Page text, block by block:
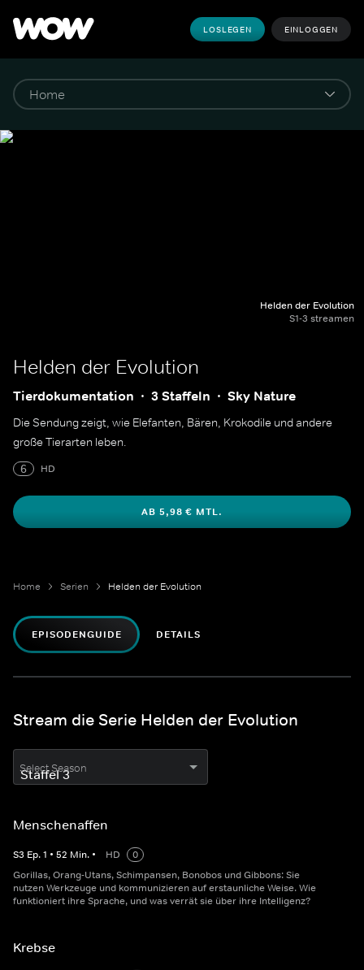
LOSLEGEN EINLOGGEN
Helden der Evolution
S1-3 streamen
Helden der Evolution
Tierdokumentation 3 Staffeln Sky Nature
Die Sendung zeigt, wie Elefanten, Bären, Krokodile und andere
große Tierarten leben.
6
HD
AB 5,98 € MTL.
Home Serien Helden der Evolution
EPISODENGUIDE DETAILS
Stream die Serie Helden der Evolution
Select Season
Menschenaffen
S3 Ep.1 • 52 Min. • HD
0
Gorillas, Orang-Utans, Schimpansen, Bonobos und Gibbons: Sie
nutzen Werkzeuge und kommunizieren auf erstaunliche Weise. Wie
funktioniert ihre Sprache, und was verrät sie über ihre Intelligenz?
Krebse